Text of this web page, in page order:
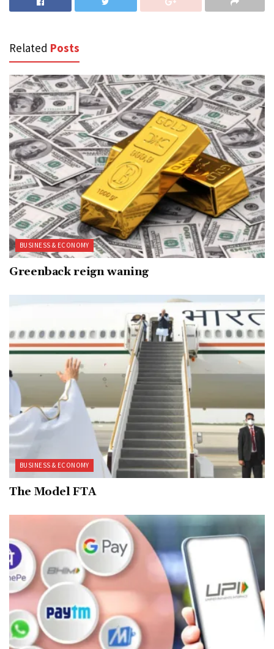
Related Posts
BUSINESS & ECONOMY
Greenback reign waning
BUSINESS & ECONOMY
The Model FTA